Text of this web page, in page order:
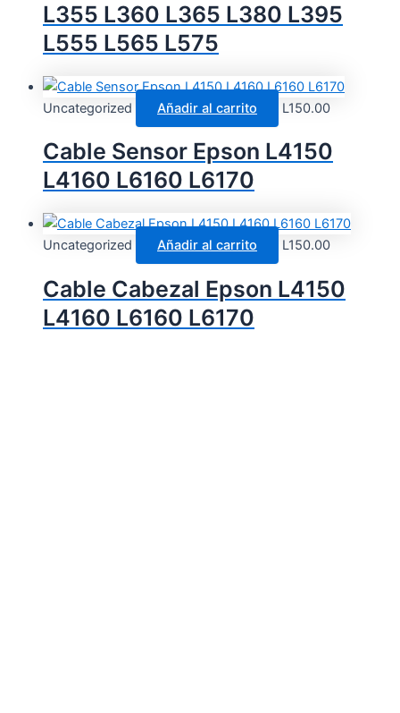
L355 L360 L365 L380 L395
L555 L565 L575
Uncategorized Añadir al carrito L150.00
Cable Sensor Epson L4150
L4160 L6160 L6170
Uncategorized Añadir al carrito L150.00
Cable Cabezal Epson L4150
L4160 L6160 L6170